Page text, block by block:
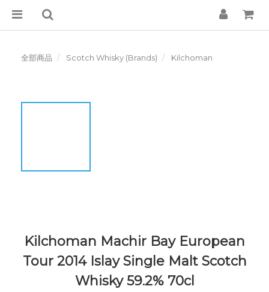
全部商品 Scotch Whisky (Brands) Kilchoman
Kilchoman Machir Bay European
Tour 2014 Islay Single Malt Scotch
Whisky 59.2% 70cl